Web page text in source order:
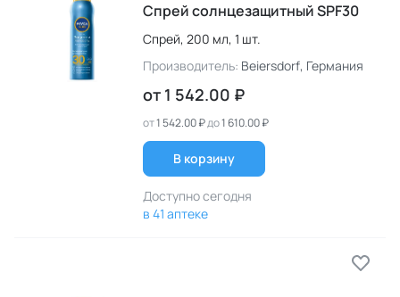
Спрей солнцезащитный SPF30
Спрей, 200 мл, 1 шт.
Производитель: Beiersdorf, Германия
от 1 542.00 ₽
от1 542.00 ₽до1 610.00 ₽
В корзину
Доступно сегодня
в 41 аптеке